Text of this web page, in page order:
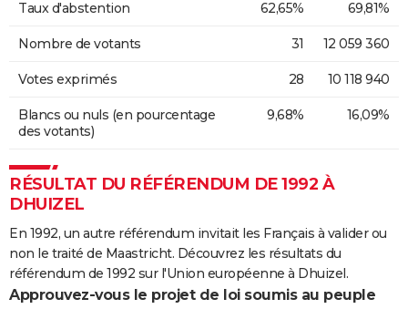
Taux d'abstention 62,65% 69,81%
Nombre de votants 31 12 059 360
Votes exprimés 28 10 118 940
Blancs ou nuls (en pourcentage
des votants)
9,68% 16,09%
RÉSULTAT DU RÉFÉRENDUM DE 1992 À
DHUIZEL
En 1992, un autre référendum invitait les Français à valider ou
non le traité de Maastricht. Découvrez les résultats du
référendum de 1992 sur l'Union européenne à Dhuizel.
Approuvez-vous le projet de loi soumis au peuple